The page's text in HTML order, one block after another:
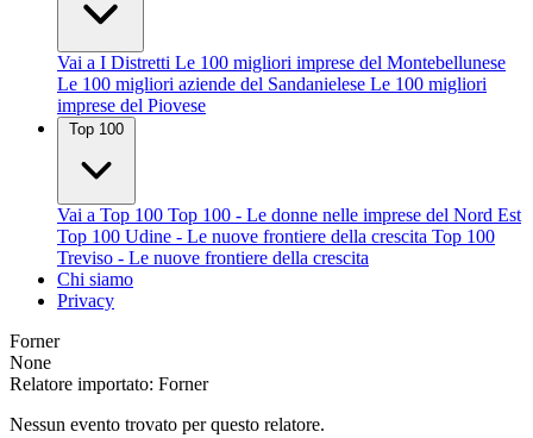
Vai a I Distretti Le 100 migliori imprese del Montebellunese
Le 100 migliori aziende del Sandanielese Le 100 migliori
imprese del Piovese
Top 100
Vai a Top 100 Top 100 - Le donne nelle imprese del Nord Est
Top 100 Udine - Le nuove frontiere della crescita Top 100
Treviso - Le nuove frontiere della crescita
Chi siamo
Privacy
Forner
None
Relatore importato: Forner
Nessun evento trovato per questo relatore.